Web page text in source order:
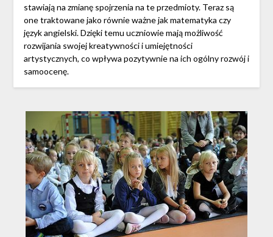
stawiają na zmianę spojrzenia na te przedmioty. Teraz są
one traktowane jako równie ważne jak matematyka czy
język angielski. Dzięki temu uczniowie mają możliwość
rozwijania swojej kreatywności i umiejętności
artystycznych, co wpływa pozytywnie na ich ogólny rozwój i
samoocenę.